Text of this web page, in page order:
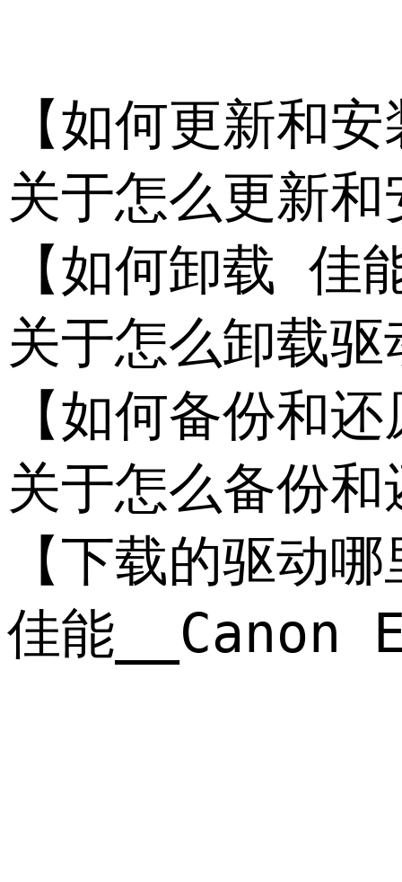
【如何更新
关于怎么更新
【如何卸载
关于怎么卸载
【如何备份
关于怎么备份
【下载的驱动
佳能__Canon